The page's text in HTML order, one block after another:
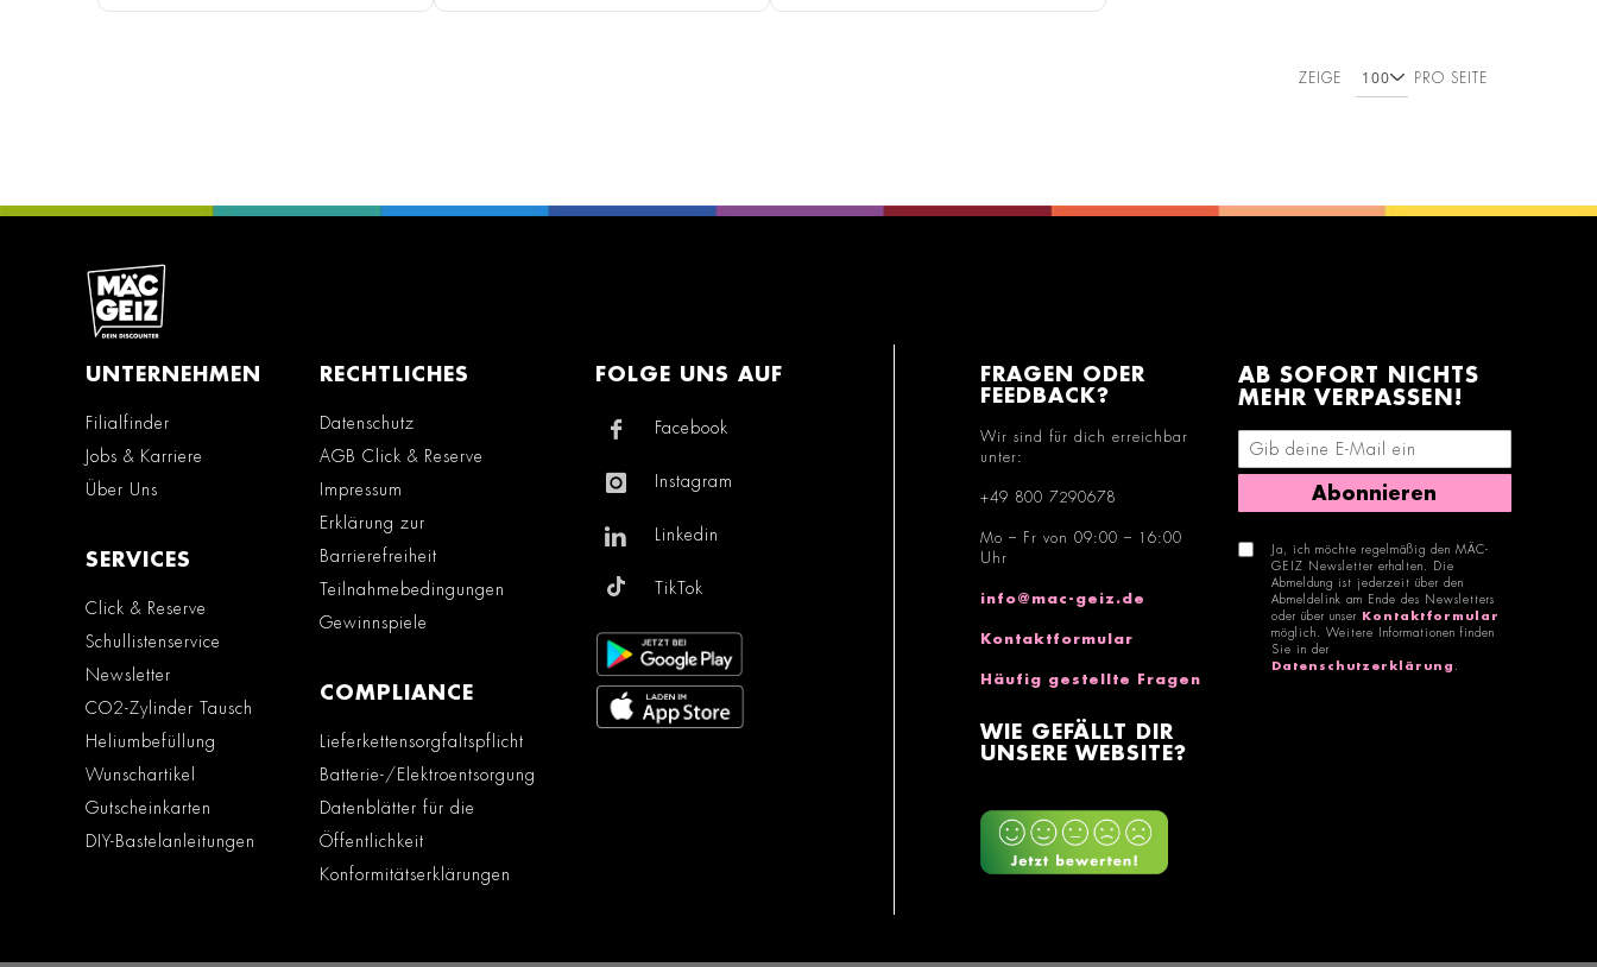
ZEIGE PRO SEITE
UNTERNEHMEN
Filialfinder
Jobs & Karriere
Über Uns
SERVICES
Click & Reserve
Schullistenservice
Newsletter
CO2-Zylinder Tausch
Heliumbefüllung
Wunschartikel
Gutscheinkarten
DIY-Bastelanleitungen
RECHTLICHES
Datenschutz
AGB Click & Reserve
Impressum
Erklärung zur
Barrierefreiheit
Teilnahmebedingungen
Gewinnspiele
COMPLIANCE
Lieferkettensorgfaltspflicht
Batterie-/Elektroentsorgung
Datenblätter für die
Öffentlichkeit
Konformitätserklärungen
FOLGE UNS AUF
Facebook
Instagram
Linkedin
TikTok
FRAGEN ODER
FEEDBACK?
Wir sind für dich erreichbar
unter:
+49 800 7290678
Mo – Fr von 09:00 – 16:00
Uhr
info@mac-geiz.de
Kontaktformular
Häufig gestellte Fragen
WIE GEFÄLLT DIR
UNSERE WEBSITE?
AB SOFORT NICHTS
MEHR VERPASSEN!
E-Mail-Adresse eingeben
Abonnieren
Ja, ich möchte regelmäßig den MÄC-
GEIZ Newsletter erhalten. Die
Abmeldung ist jederzeit über den
Abmeldelink am Ende des Newsletters
oder über unser
Kontaktformular
möglich. Weitere Informationen finden
Sie in der
Datenschutzerklärung .